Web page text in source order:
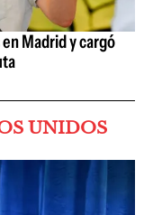
Madrid y cargó
UNIDOS